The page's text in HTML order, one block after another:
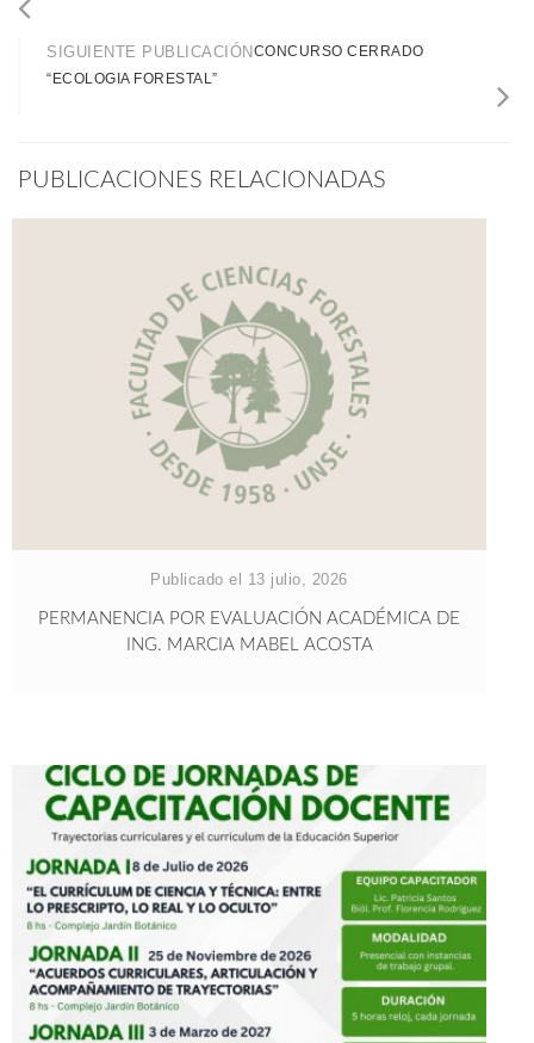
SIGUIENTE PUBLICACIÓNCONCURSO CERRADO
“ECOLOGIA FORESTAL”
PUBLICACIONES RELACIONADAS
Publicado el 13 julio, 2026
PERMANENCIA POR EVALUACIÓN ACADÉMICA DE
ING. MARCIA MABEL ACOSTA